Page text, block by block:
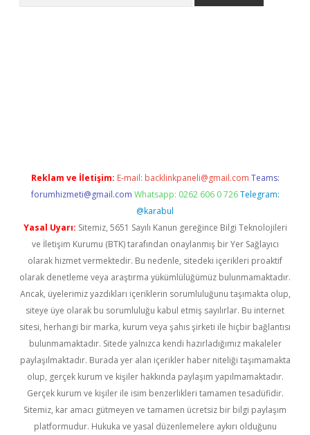
Reklam ve İletişim: E-mail: backlinkpaneli@gmail.com Teams:
forumhizmeti@gmail.com Whatsapp: 0262 606 0 726 Telegram:
@karabul
Yasal Uyarı: Sitemiz, 5651 Sayılı Kanun gereğince Bilgi Teknolojileri
ve İletişim Kurumu (BTK) tarafından onaylanmış bir Yer Sağlayıcı
olarak hizmet vermektedir. Bu nedenle, sitedeki içerikleri proaktif
olarak denetleme veya araştırma yükümlülüğümüz bulunmamaktadır.
Ancak, üyelerimiz yazdıkları içeriklerin sorumluluğunu taşımakta olup,
siteye üye olarak bu sorumluluğu kabul etmiş sayılırlar. Bu internet
sitesi, herhangi bir marka, kurum veya şahıs şirketi ile hiçbir bağlantısı
bulunmamaktadır. Sitede yalnızca kendi hazırladığımız makaleler
paylaşılmaktadır. Burada yer alan içerikler haber niteliği taşımamakta
olup, gerçek kurum ve kişiler hakkında paylaşım yapılmamaktadır.
Gerçek kurum ve kişiler ile isim benzerlikleri tamamen tesadüfidir.
Sitemiz, kar amacı gütmeyen ve tamamen ücretsiz bir bilgi paylaşım
platformudur. Hukuka ve yasal düzenlemelere aykırı olduğunu